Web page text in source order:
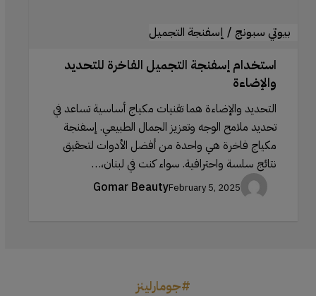
بيوتي سبونج / إسفنجة التجميل
استخدام إسفنجة التجميل الفاخرة للتحديد
والإضاءة
التحديد والإضاءة هما تقنيات مكياج أساسية تساعد في
تحديد ملامح الوجه وتعزيز الجمال الطبيعي. إسفنجة
مكياج فاخرة هي واحدة من أفضل الأدوات لتحقيق
نتائج سلسة واحترافية. سواء كنت في لبنان،…
Gomar BeautyFebruary 5, 2025
#جومارلينز